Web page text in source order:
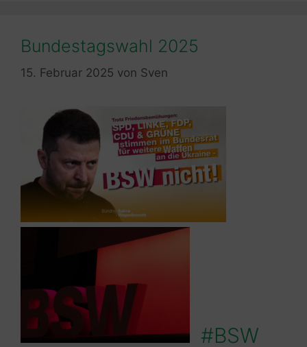
Bundestagswahl 2025
15. Februar 2025 von Sven
#BSW